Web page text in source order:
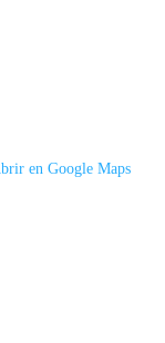
en Google Maps